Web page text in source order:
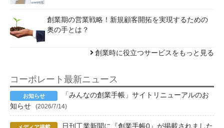
創業期の営業戦略！新規顧客開拓を実現するための
奥の手とは？
創業時に役立つサービスをもっと見る
コーポレート最新ニュース
「みんなの創業手帳」サイトリニューアルのお
知らせ
(2026/7/14)
日刊工業新聞に『創業手帳0』が掲載されました